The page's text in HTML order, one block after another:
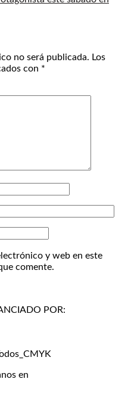
no será publicada. Los
con *
y web en este
comente.
POR:
en